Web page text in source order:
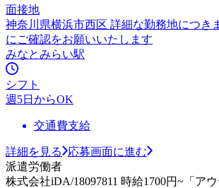
面接地
神奈川県横浜市西区 詳細な勤務地につき
にご確認をお願いいたします
みなとみらい駅
シフト
週5日からOK
交通費支給
詳細を見る
応募画面に進む
派遣労働者
株式会社iDA/18097811 時給1700円~「ア